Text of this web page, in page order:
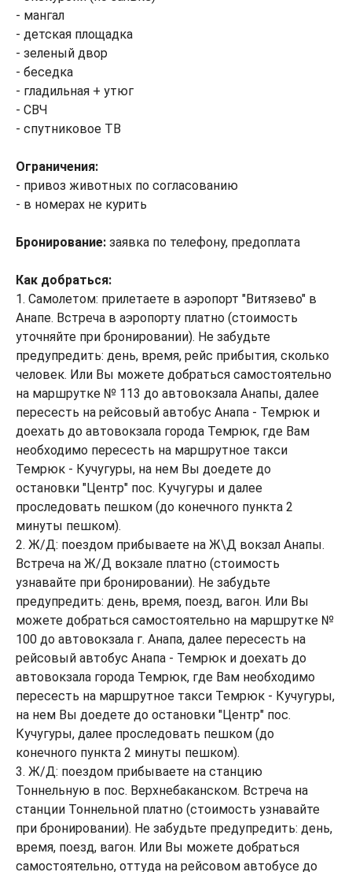
- мангал
- детская площадка
- зеленый двор
- беседка
- гладильная + утюг
- СВЧ
- спутниковое ТВ
Ограничения:
- привоз животных по согласованию
- в номерах не курить
Бронирование: заявка по телефону, предоплата
Как добраться:
1. Самолетом: прилетаете в аэропорт "Витязево" в
Анапе. Встреча в аэропорту платно (стоимость
уточняйте при бронировании). Не забудьте
предупредить: день, время, рейс прибытия, сколько
человек. Или Вы можете добраться самостоятельно
на маршрутке № 113 до автовокзала Анапы, далее
пересесть на рейсовый автобус Анапа - Темрюк и
доехать до автовокзала города Темрюк, где Вам
необходимо пересесть на маршрутное такси
Темрюк - Кучугуры, на нем Вы доедете до
остановки "Центр" пос. Кучугуры и далее
проследовать пешком (до конечного пункта 2
минуты пешком).
2. Ж/Д: поездом прибываете на Ж\Д вокзал Анапы.
Встреча на Ж/Д вокзале платно (стоимость
узнавайте при бронировании). Не забудьте
предупредить: день, время, поезд, вагон. Или Вы
можете добраться самостоятельно на маршрутке №
100 до автовокзала г. Анапа, далее пересесть на
рейсовый автобус Анапа - Темрюк и доехать до
автовокзала города Темрюк, где Вам необходимо
пересесть на маршрутное такси Темрюк - Кучугуры,
на нем Вы доедете до остановки "Центр" пос.
Кучугуры, далее проследовать пешком (до
конечного пункта 2 минуты пешком).
3. Ж/Д: поездом прибываете на станцию
Тоннельную в пос. Верхнебаканском. Встреча на
станции Тоннельной платно (стоимость узнавайте
при бронировании). Не забудьте предупредить: день,
время, поезд, вагон. Или Вы можете добраться
самостоятельно, оттуда на рейсовом автобусе до